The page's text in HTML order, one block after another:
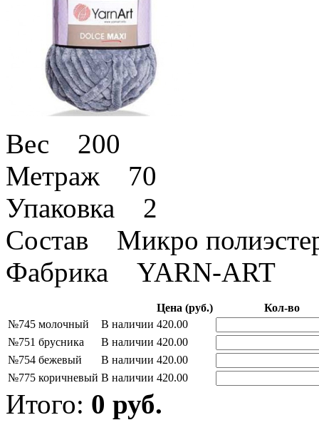
Вес 200
Метраж 70
Упаковка 2
Состав Микро
Фабрика YARN-ART
Цена (руб.)
Кол-во
№745 молочный
В наличии 420.00
№751 брусника
В наличии 420.00
№754 бежевый
В наличии 420.00
№775 коричневый В наличии 420.00
Итого: 0 руб.